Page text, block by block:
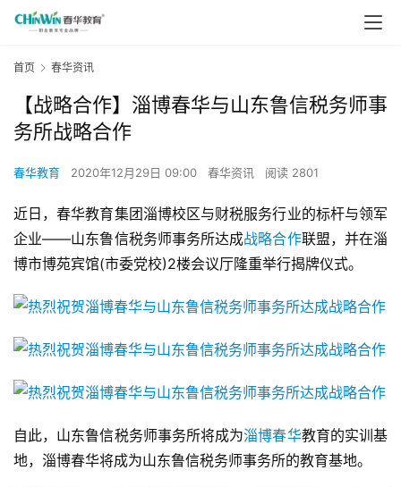
首页 春华资讯
【战略合作】淄博春华与山东鲁信税务师事
务所战略合作
春华教育 2020年12月29日 09:00 春华资讯 阅读 2801
近日，春华教育集团淄博校区与财税服务行业的标杆与领军
企业——山东鲁信税务师事务所达成战略合作联盟，并在淄
博市博苑宾馆(市委党校)2楼会议厅隆重举行揭牌仪式。
自此，山东鲁信税务师事务所将成为淄博春华教育的实训基
地，淄博春华将成为山东鲁信税务师事务所的教育基地。